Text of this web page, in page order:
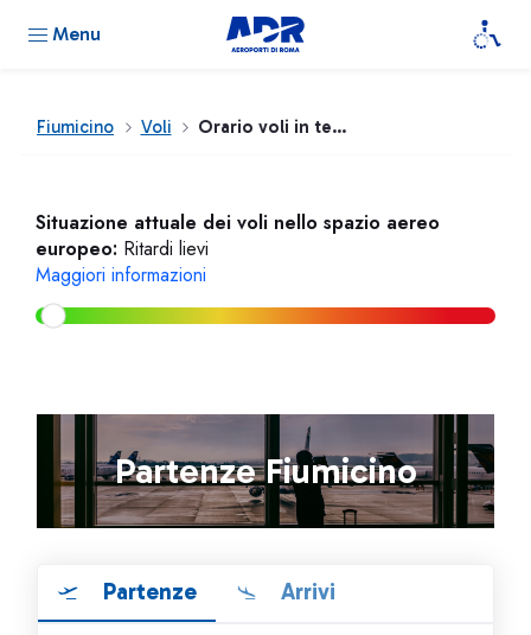
Menu
Fiumicino Voli Orario voli in tempo reale
Situazione attuale dei voli nello spazio aereo
europeo: Ritardi lievi
Maggiori informazioni
Partenze Fiumicino
Partenze Arrivi